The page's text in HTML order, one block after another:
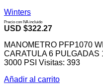
Winters
Precio con IVA incluido
USD $322.27
MANOMETRO PFP1070
CARATULA 6 PULGADAS
3000 PSI Visitas: 393
Añadir al carrito